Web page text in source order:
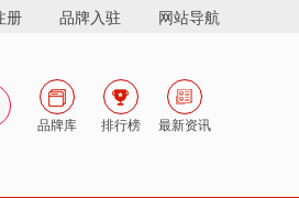
册 品牌入驻 网站导航
品牌库 排行榜 最新资讯